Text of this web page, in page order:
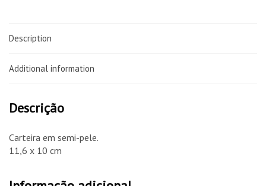
Description
Additional information
Descrição
Carteira em semi-pele.
11,6 x 10 cm